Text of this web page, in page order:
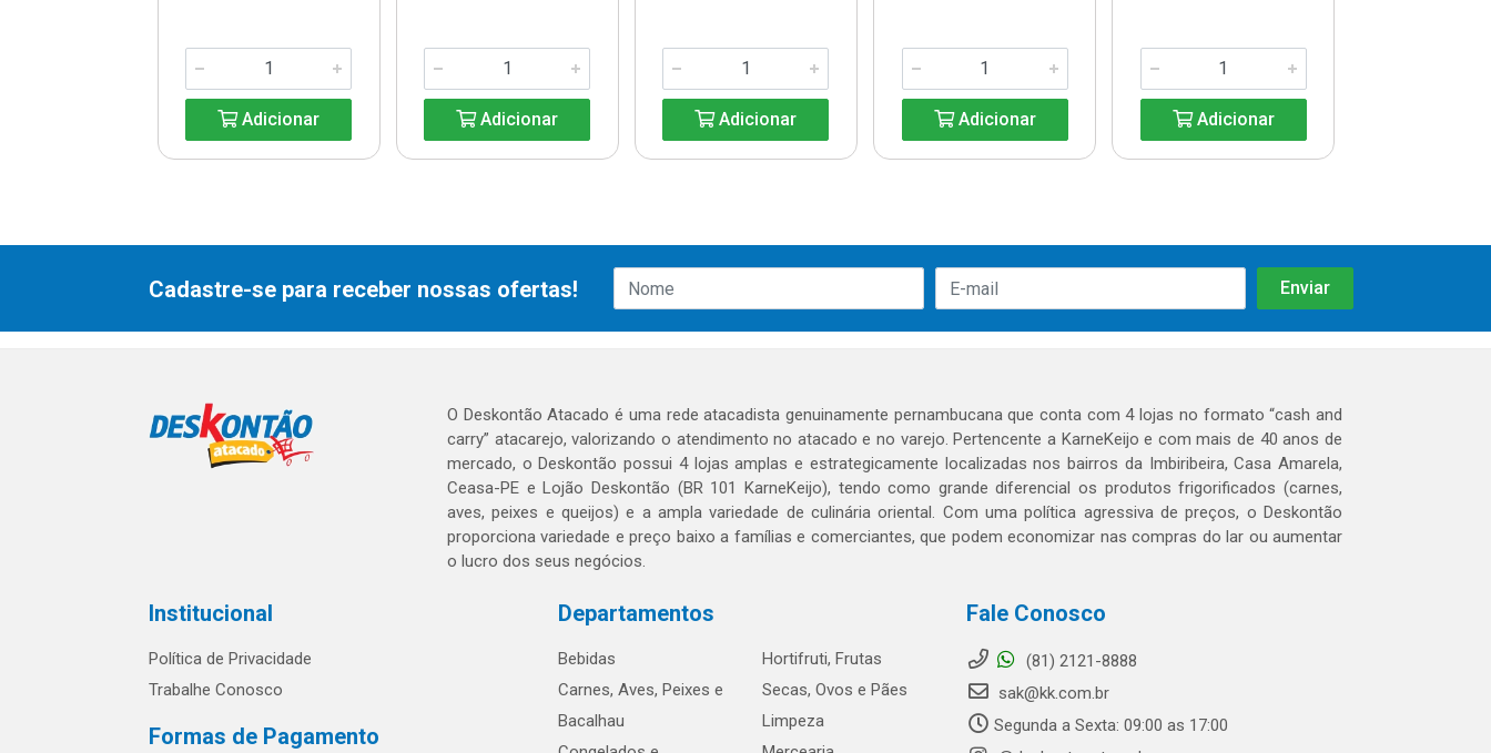
Adicionar Adicionar Adicionar Adicionar Adicionar
Cadastre-se para receber nossas ofertas!
O Deskontão Atacado é uma rede atacadista genuinamente pernambucana que conta com 4 lojas no formato “cash and
carry” atacarejo, valorizando o atendimento no atacado e no varejo. Pertencente a KarneKeijo e com mais de 40 anos de
mercado, o Deskontão possui 4 lojas amplas e estrategicamente localizadas nos bairros da Imbiribeira, Casa Amarela,
Ceasa-PE e Lojão Deskontão (BR 101 KarneKeijo), tendo como grande diferencial os produtos frigorificados (carnes,
aves, peixes e queijos) e a ampla variedade de culinária oriental. Com uma política agressiva de preços, o Deskontão
proporciona variedade e preço baixo a famílias e comerciantes, que podem economizar nas compras do lar ou aumentar
o lucro dos seus negócios.
Institucional
Política de Privacidade
Trabalhe Conosco
Formas de Pagamento
Departamentos
Bebidas
Carnes, Aves, Peixes e
Bacalhau
Hortifruti, Frutas
Secas, Ovos e Pães
Limpeza
Fale Conosco
(81) 2121-8888
sak@kk.com.br
Segunda a Sexta: 09:00 as 17:00